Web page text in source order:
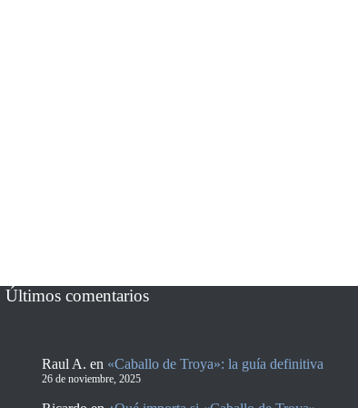
Últimos comentarios
Raul A. en «Caballo de Troya»: la guía definitiva
26 de noviembre, 2025